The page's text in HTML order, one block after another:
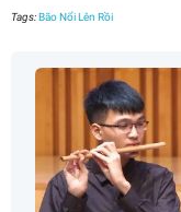
Tags:Bão Nổi Lên Rồi